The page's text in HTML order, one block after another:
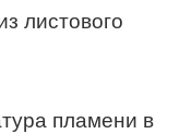
листового
пламени в